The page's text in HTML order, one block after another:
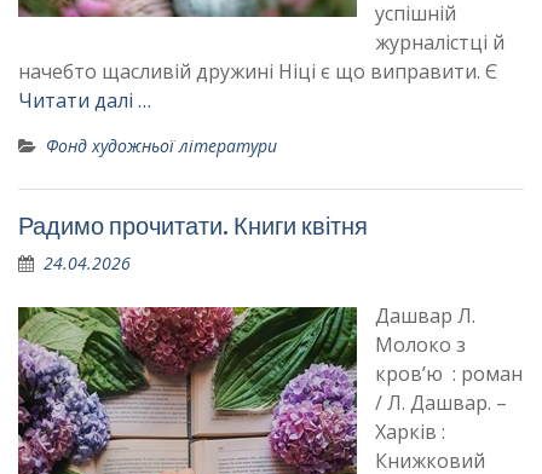
успішній
журналістці й
начебто щасливій дружині Ніці є що виправити. Є
Читати далі …
Фонд художньої літератури
Радимо прочитати. Книги квітня
24.04.2026
Дашвар Л.
Молоко з
кров’ю : роман
/ Л. Дашвар. –
Харків :
Книжковий